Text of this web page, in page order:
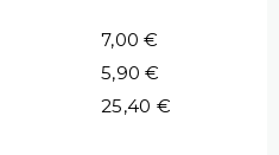
7,00 €
5,90 €
25,40 €